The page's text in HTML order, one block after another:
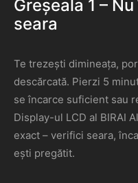
Greșeala 1 –
seara
Te trezești dimineața,
descărcată. Pierzi 5
se încarce suficient sau
Display-ul LCD al BIRAI
exact – verifici seara,
ești pregătit.